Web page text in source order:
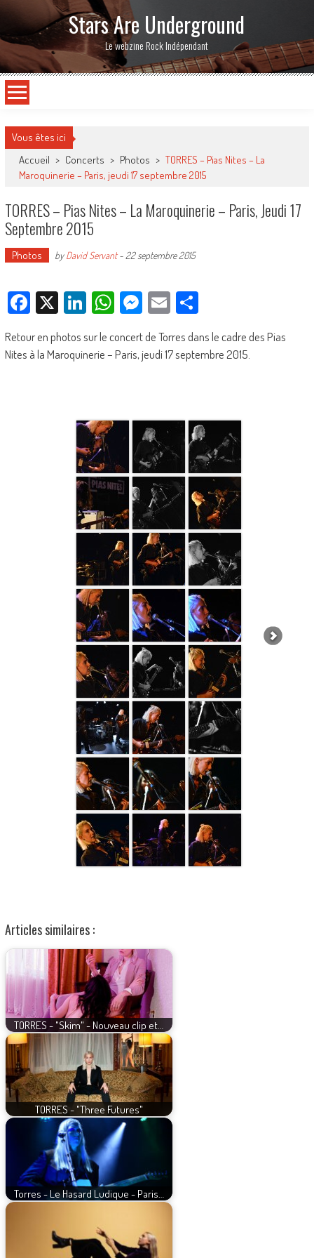
Stars Are Underground
Le webzine Rock Indépendant
Vous êtes ici
Accueil > Concerts > Photos > TORRES – Pias Nites – La
Maroquinerie – Paris, jeudi 17 septembre 2015
TORRES – Pias Nites – La Maroquinerie – Paris, Jeudi 17
Septembre 2015
Photos byDavid Servant- 22 septembre 2015
Facebook
X LinkedIn
WhatsApp
Messenger
EmailPartager
Retour en photos sur le concert de Torres dans le cadre des Pias
Nites à la Maroquinerie – Paris, jeudi 17 septembre 2015.
Articles similaires :
TORRES - "Skim" - Nouveau clip et…
TORRES - "Three Futures"
Torres - Le Hasard Ludique - Paris…